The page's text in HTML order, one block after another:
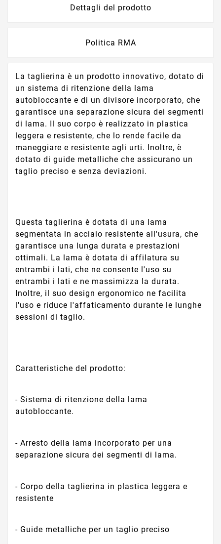
Dettagli del prodotto
Politica RMA
La taglierina è un prodotto innovativo, dotato di
un sistema di ritenzione della lama
autobloccante e di un divisore incorporato, che
garantisce una separazione sicura dei segmenti
di lama. Il suo corpo è realizzato in plastica
leggera e resistente, che lo rende facile da
maneggiare e resistente agli urti. Inoltre, è
dotato di guide metalliche che assicurano un
taglio preciso e senza deviazioni.
Questa taglierina è dotata di una lama
segmentata in acciaio resistente all'usura, che
garantisce una lunga durata e prestazioni
ottimali. La lama è dotata di affilatura su
entrambi i lati, che ne consente l'uso su
entrambi i lati e ne massimizza la durata.
Inoltre, il suo design ergonomico ne facilita
l'uso e riduce l'affaticamento durante le lunghe
sessioni di taglio.
Caratteristiche del prodotto:
- Sistema di ritenzione della lama
autobloccante.
- Arresto della lama incorporato per una
separazione sicura dei segmenti di lama.
- Corpo della taglierina in plastica leggera e
resistente
- Guide metalliche per un taglio preciso